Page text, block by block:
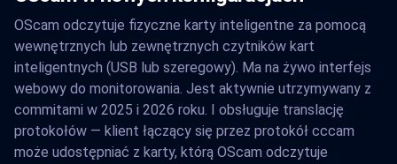
OScam odczytuje fizyczne karty inteligentne za pomocą
wewnętrznych lub zewnętrznych czytników kart
inteligentnych (USB lub szeregowy). Ma na żywo interfejs
webowy do monitorowania. Jest aktywnie utrzymywany z
commitami w 2025 i 2026 roku. I obsługuje translację
protokołów — klient łączący się przez protokół cccam
może udostępniać z karty, którą OScam odczytuje